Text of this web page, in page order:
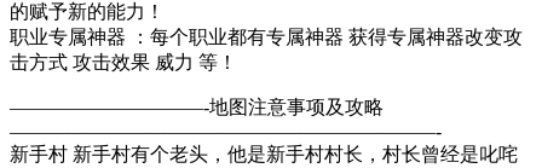
的赋予新的能力！
职业专属神器 ：每个职业都有专属神器 获得专属神器改变攻
击方式 攻击效果 威力 等！
——————————-地图注意事项及攻略
——————————————————————-
新手村 新手村有个老头，他是新手村村长，村长曾经是叱咤